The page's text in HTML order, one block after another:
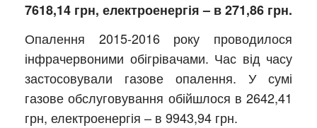
7618,14 грн, електроенергія – в 271,86 грн.
Опалення 2015-2016 року проводилося
інфрачервоними обігрівачами. Час від часу
застосовували газове опалення. У сумі
газове обслуговування обійшлося в 2642,41
грн, електроенергія – в 9943,94 грн.